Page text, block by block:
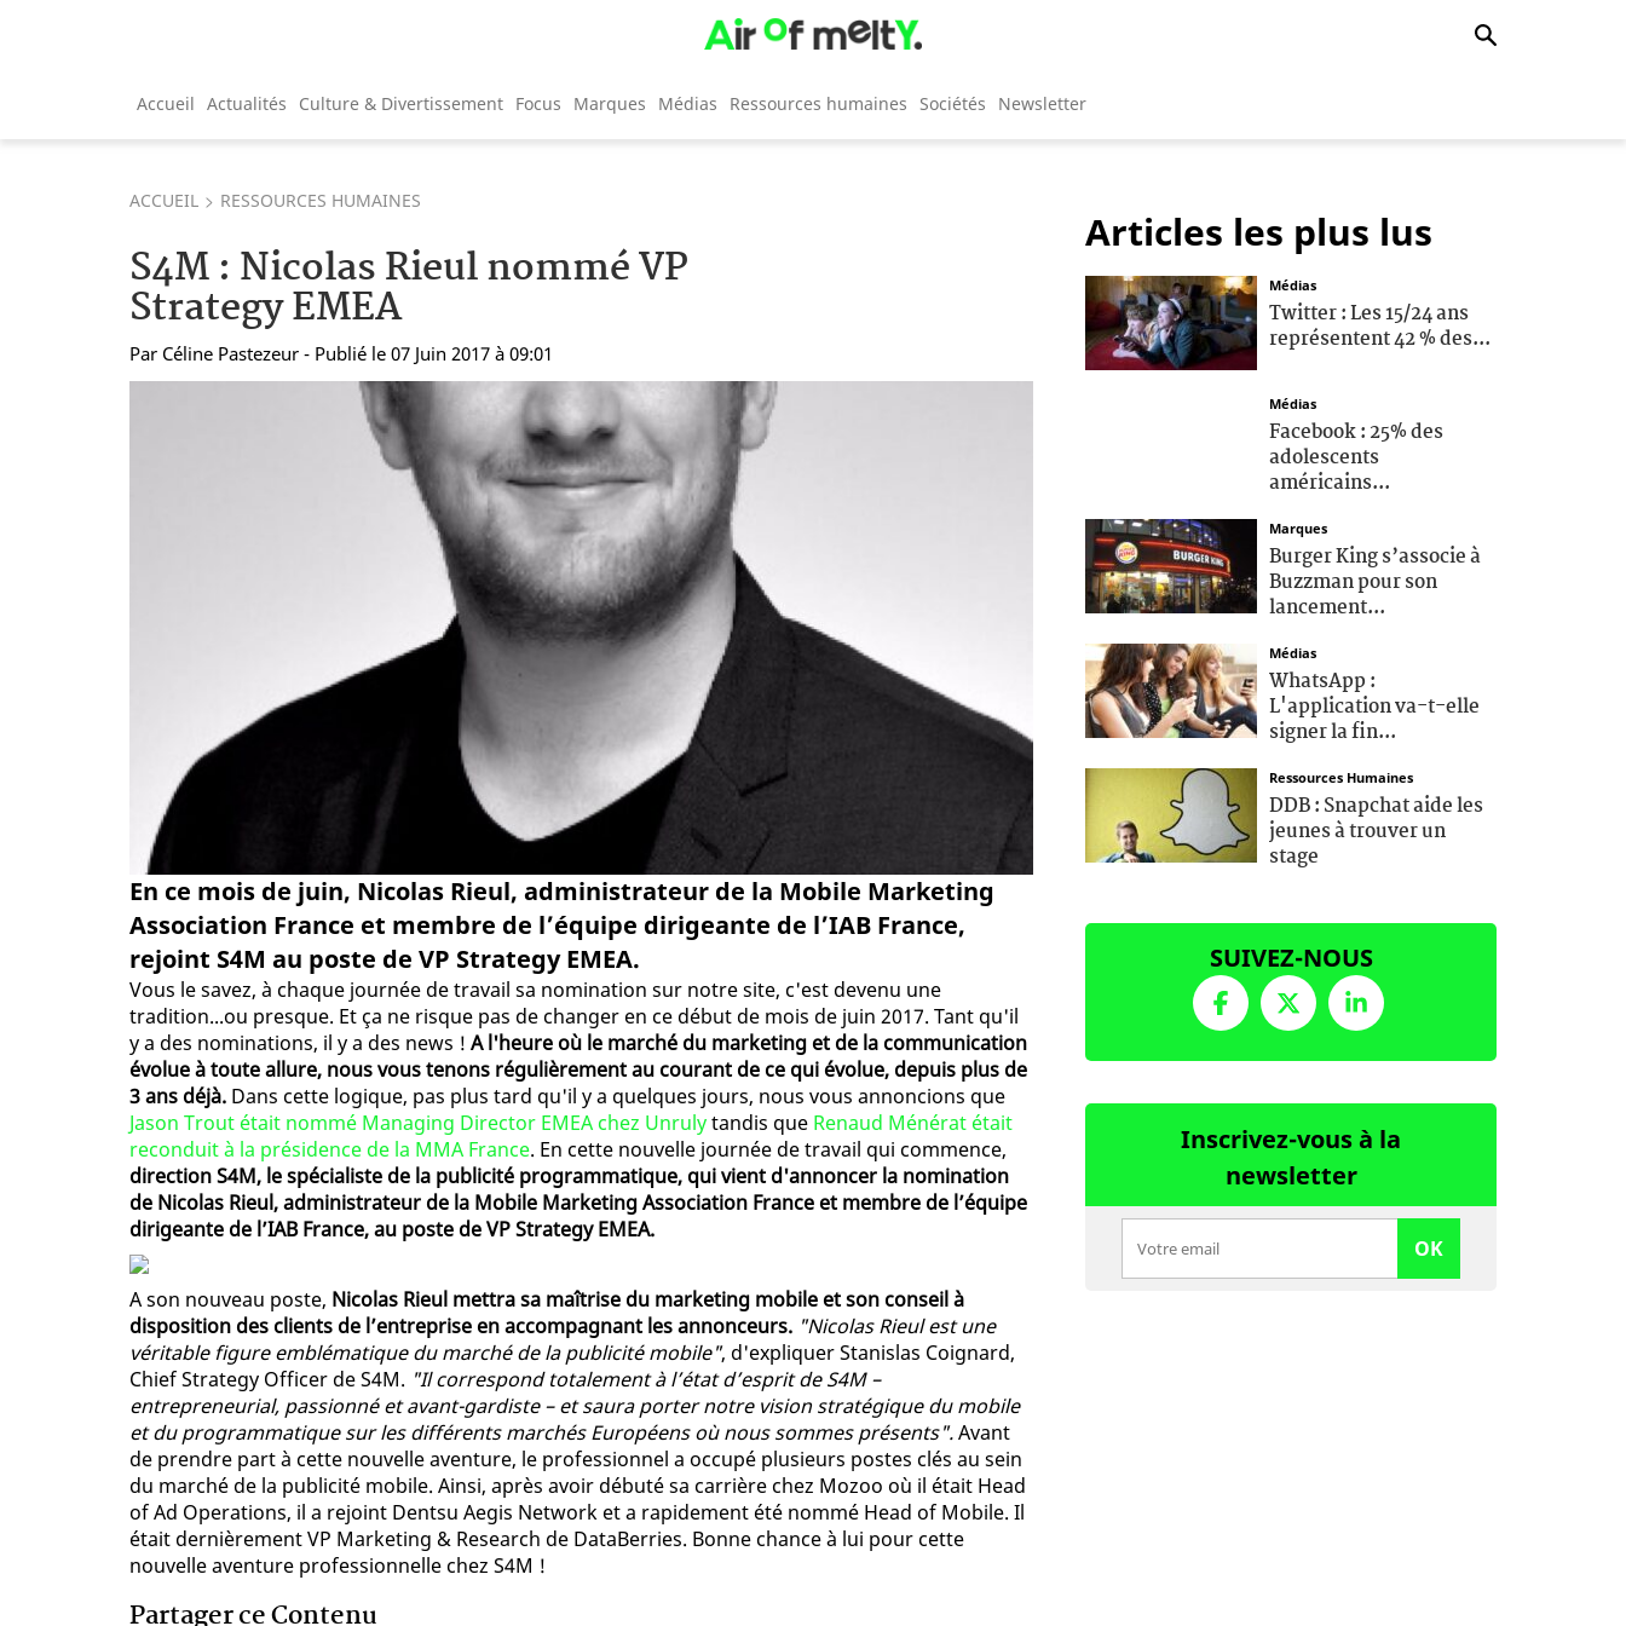
Accueil Actualités Culture & Divertissement Focus Marques Médias Ressources humaines Sociétés Newsletter
ACCUEIL RESSOURCES HUMAINES
S4M : Nicolas Rieul nommé VP
Strategy EMEA
Par Céline Pastezeur - Publié le 07 Juin 2017 à 09:01
En ce mois de juin, Nicolas Rieul, administrateur de la Mobile Marketing
Association France et membre de l’équipe dirigeante de l’IAB France,
rejoint S4M au poste de VP Strategy EMEA.
Vous le savez, à chaque journée de travail sa nomination sur notre site, c'est devenu une
tradition...ou presque. Et ça ne risque pas de changer en ce début de mois de juin 2017. Tant qu'il
y a des nominations, il y a des news ! A l'heure où le marché du marketing et de la communication
évolue à toute allure, nous vous tenons régulièrement au courant de ce qui évolue, depuis plus de
3 ans déjà. Dans cette logique, pas plus tard qu'il y a quelques jours, nous vous annoncions que
Jason Trout était nommé Managing Director EMEA chez Unrulytandis que Renaud Ménérat était
reconduit à la présidence de la MMA France. En cette nouvelle journée de travail qui commence,
direction S4M, le spécialiste de la publicité programmatique, qui vient d'annoncer la nomination
de Nicolas Rieul, administrateur de la Mobile Marketing Association France et membre de l’équipe
dirigeante de l’IAB France, au poste de VP Strategy EMEA.
A son nouveau poste, Nicolas Rieul mettra sa maîtrise du marketing mobile et son conseil à
disposition des clients de l’entreprise en accompagnant les annonceurs. "Nicolas Rieul est une
véritable figure emblématique du marché de la publicité mobile", d'expliquer Stanislas Coignard,
Chief Strategy Officer de S4M. "Il correspond totalement à l’état d’esprit de S4M –
entrepreneurial, passionné et avant-gardiste – et saura porter notre vision stratégique du mobile
et du programmatique sur les différents marchés Européens où nous sommes présents".Avant
de prendre part à cette nouvelle aventure, le professionnel a occupé plusieurs postes clés au sein
du marché de la publicité mobile. Ainsi, après avoir débuté sa carrière chez Mozoo où il était Head
of Ad Operations, il a rejoint Dentsu Aegis Network et a rapidement été nommé Head of Mobile. Il
était dernièrement VP Marketing & Research de DataBerries. Bonne chance à lui pour cette
nouvelle aventure professionnelle chez S4M !
Partager ce Contenu
Articles les plus lus
Médias
Twitter : Les 15/24 ans
représentent 42 % des...
Médias
Facebook : 25% des
adolescents
américains...
Marques
Burger King s’associe à
Buzzman pour son
lancement...
Médias
WhatsApp :
L'application va-t-elle
signer la fin...
Ressources Humaines
DDB : Snapchat aide les
jeunes à trouver un
stage
SUIVEZ-NOUS
Inscrivez-vous à la
newsletter
OK